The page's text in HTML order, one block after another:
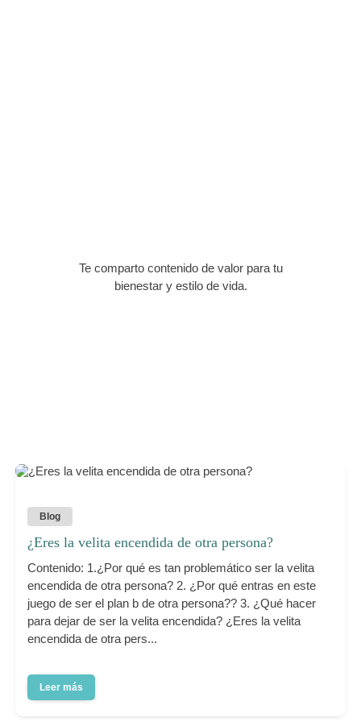
Te comparto contenido de valor para tu
bienestar y estilo de vida.
Blog
¿Eres la velita encendida de otra persona?
Contenido: 1.¿Por qué es tan problemático ser la velita
encendida de otra persona? 2. ¿Por qué entras en este
juego de ser el plan b de otra persona?? 3. ¿Qué hacer
para dejar de ser la velita encendida? ¿Eres la velita
encendida de otra pers...
Leer más